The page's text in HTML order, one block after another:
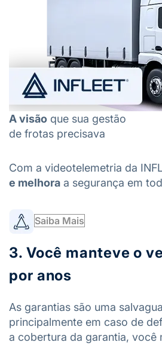
A visão que sua gestão
de frotas precisava
Com a videotelemetria da
e melhora a segurança em
Saiba Mais
3. Você manteve o
por anos
As garantias são uma
principalmente em caso de
a cobertura da garantia, você